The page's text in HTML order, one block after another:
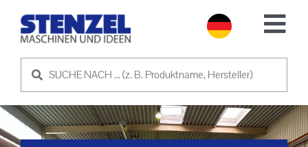
GEBRAUCHTMASCHINEN
MASCHINE VERKAUFEN